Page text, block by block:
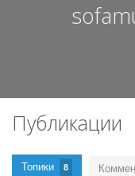
Публикации
Топики 8